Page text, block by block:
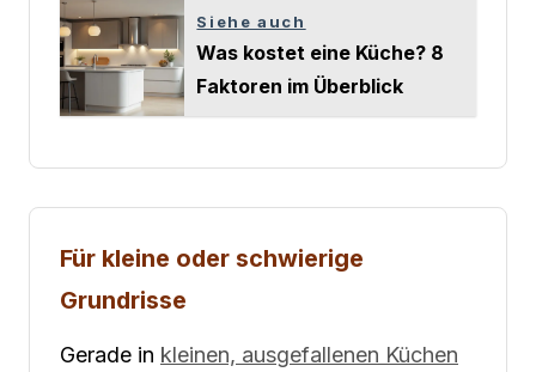
Siehe auch
Was kostet eine Küche? 8
Faktoren im Überblick
Für kleine oder schwierige
Grundrisse
Gerade in kleinen, ausgefallenen Küchen